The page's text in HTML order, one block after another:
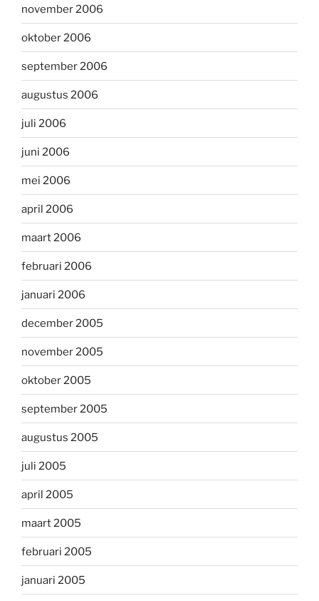
november 2006
oktober 2006
september 2006
augustus 2006
juli 2006
juni 2006
mei 2006
april 2006
maart 2006
februari 2006
januari 2006
december 2005
november 2005
oktober 2005
september 2005
augustus 2005
juli 2005
april 2005
maart 2005
februari 2005
januari 2005